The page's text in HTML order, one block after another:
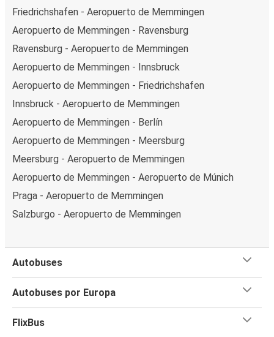
Friedrichshafen - Aeropuerto de Memmingen
Aeropuerto de Memmingen - Ravensburg
Ravensburg - Aeropuerto de Memmingen
Aeropuerto de Memmingen - Innsbruck
Aeropuerto de Memmingen - Friedrichshafen
Innsbruck - Aeropuerto de Memmingen
Aeropuerto de Memmingen - Berlín
Aeropuerto de Memmingen - Meersburg
Meersburg - Aeropuerto de Memmingen
Aeropuerto de Memmingen - Aeropuerto de Múnich
Praga - Aeropuerto de Memmingen
Salzburgo - Aeropuerto de Memmingen
Autobuses
Autobuses por Europa
FlixBus